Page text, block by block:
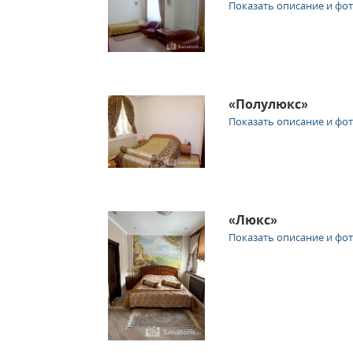
Показать описание и
«Полулюкс»
Показать описание и
«Люкс»
Показать описание и